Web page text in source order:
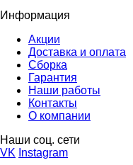
Информация
Акции
Доставка и оплата
Сборка
Гарантия
Наши работы
Контакты
О компании
Наши соц. сети
VK Instagram